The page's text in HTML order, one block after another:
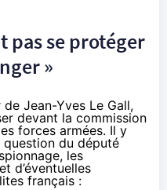
pas se protéger
»
de Jean-Yves Le Gall,
devant la commission
forces armées. Il y
du député
les
d’éventuelles
français :